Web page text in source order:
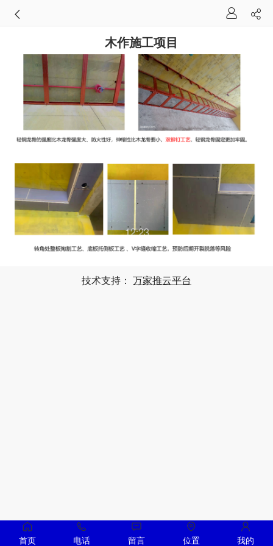
木作施工项目
技术支持： 万家推云平台
首页 电话 留言 位置 我的